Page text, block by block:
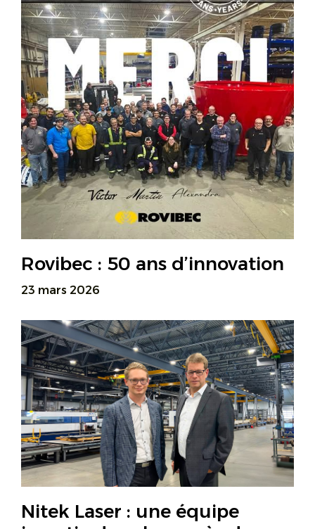
Rovibec : 50 ans d’innovation
23 mars 2026
Nitek Laser : une équipe